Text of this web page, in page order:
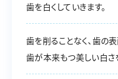
歯を白くしていきます。
歯を削ることなく、歯の
歯が本来もつ美しい白さ